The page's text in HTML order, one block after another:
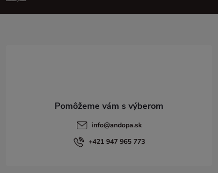
info@andopa.sk
+421 947 965 773